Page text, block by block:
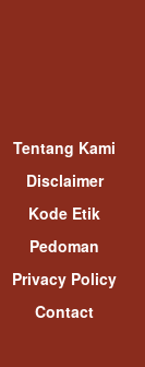
Tentang Kami
Disclaimer
Kode Etik
Pedoman
Privacy Policy
Contact